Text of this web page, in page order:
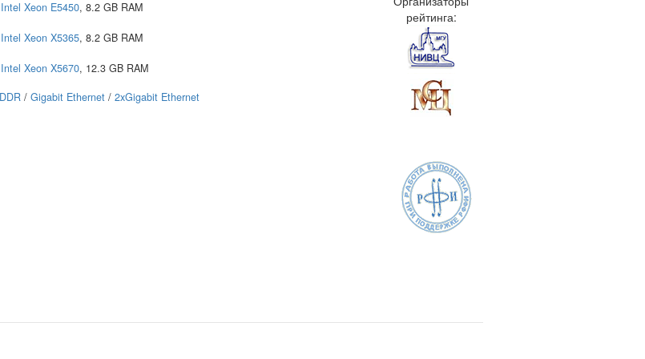
Intel Xeon E5450, 8.2 GB RAM
Intel Xeon X5365, 8.2 GB RAM
Intel Xeon X5670, 12.3 GB RAM
/ Gigabit Ethernet / 2xGigabit Ethernet
рейтинга: